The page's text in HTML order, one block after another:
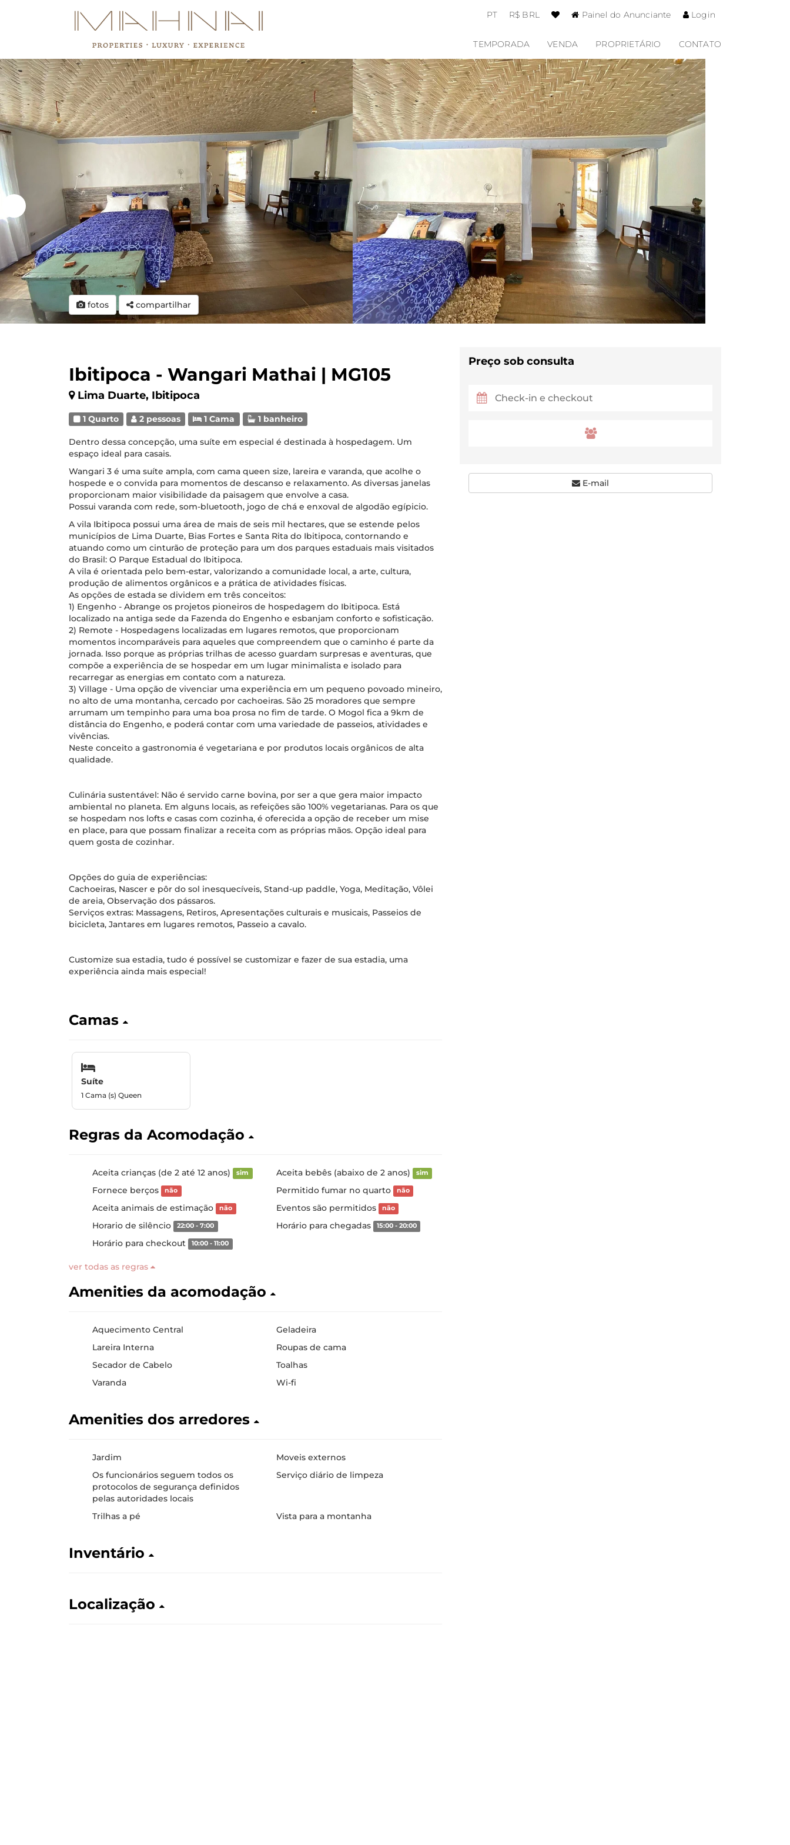
PT R$ BRL Painel do Anunciante Login
TEMPORADA VENDA PROPRIETÁRIO CONTATO
fotos compartilhar
Ibitipoca - Wangari Mathai | MG105
Lima Duarte, Ibitipoca
1 Quarto 2 pessoas 1 Cama 1 banheiro
Dentro dessa concepção, uma suíte em especial é destinada à hospedagem. Um
espaço ideal para casais.
Wangari 3 é uma suíte ampla, com cama queen size, lareira e varanda, que acolhe o
hospede e o convida para momentos de descanso e relaxamento. As diversas janelas
proporcionam maior visibilidade da paisagem que envolve a casa.
Possui varanda com rede, som-bluetooth, jogo de chá e enxoval de algodão egípicio.
A vila Ibitipoca possui uma área de mais de seis mil hectares, que se estende pelos
municípios de Lima Duarte, Bias Fortes e Santa Rita do Ibitipoca, contornando e
atuando como um cinturão de proteção para um dos parques estaduais mais visitados
do Brasil: O Parque Estadual do Ibitipoca.
A vila é orientada pelo bem-estar, valorizando a comunidade local, a arte, cultura,
produção de alimentos orgânicos e a prática de atividades físicas.
As opções de estada se dividem em três conceitos:
1) Engenho - Abrange os projetos pioneiros de hospedagem do Ibitipoca. Está
localizado na antiga sede da Fazenda do Engenho e esbanjam conforto e sofisticação.
2) Remote - Hospedagens localizadas em lugares remotos, que proporcionam
momentos incomparáveis para aqueles que compreendem que o caminho é parte da
jornada. Isso porque as próprias trilhas de acesso guardam surpresas e aventuras, que
compõe a experiência de se hospedar em um lugar minimalista e isolado para
recarregar as energias em contato com a natureza.
3) Village - Uma opção de vivenciar uma experiência em um pequeno povoado mineiro,
no alto de uma montanha, cercado por cachoeiras. São 25 moradores que sempre
arrumam um tempinho para uma boa prosa no fim de tarde. O Mogol fica a 9km de
distância do Engenho, e poderá contar com uma variedade de passeios, atividades e
vivências.
Neste conceito a gastronomia é vegetariana e por produtos locais orgânicos de alta
qualidade.
Culinária sustentável: Não é servido carne bovina, por ser a que gera maior impacto
ambiental no planeta. Em alguns locais, as refeições são 100% vegetarianas. Para os que
se hospedam nos lofts e casas com cozinha, é oferecida a opção de receber um mise
en place, para que possam finalizar a receita com as próprias mãos. Opção ideal para
quem gosta de cozinhar.
Opções do guia de experiências:
Cachoeiras, Nascer e pôr do sol inesquecíveis, Stand-up paddle, Yoga, Meditação, Vôlei
de areia, Observação dos pássaros.
Serviços extras: Massagens, Retiros, Apresentações culturais e musicais, Passeios de
bicicleta, Jantares em lugares remotos, Passeio a cavalo.
Customize sua estadia, tudo é possível se customizar e fazer de sua estadia, uma
experiência ainda mais especial!
Camas
Suíte
1 Cama (s) Queen
Regras da Acomodação
Aceita crianças (de 2 até 12 anos) sim Aceita bebês (abaixo de 2 anos) sim
Fornece berços não Permitido fumar no quarto não
Aceita animais de estimação não Eventos são permitidos não
Horario de silêncio 22:00 - 7:00 Horário para chegadas 15:00 - 20:00
Horário para checkout 10:00 - 11:00
ver todas as regras
Amenities da acomodação
Aquecimento Central
Geladeira
Lareira Interna
Roupas de cama
Secador de Cabelo
Toalhas
Varanda
Wi-fi
Amenities dos arredores
Jardim
Moveis externos
Os funcionários seguem todos os
protocolos de segurança definidos
pelas autoridades locais
Serviço diário de limpeza
Trilhas a pé Vista para a montanha
Inventário
Localização
Preço sob consulta
E-mail